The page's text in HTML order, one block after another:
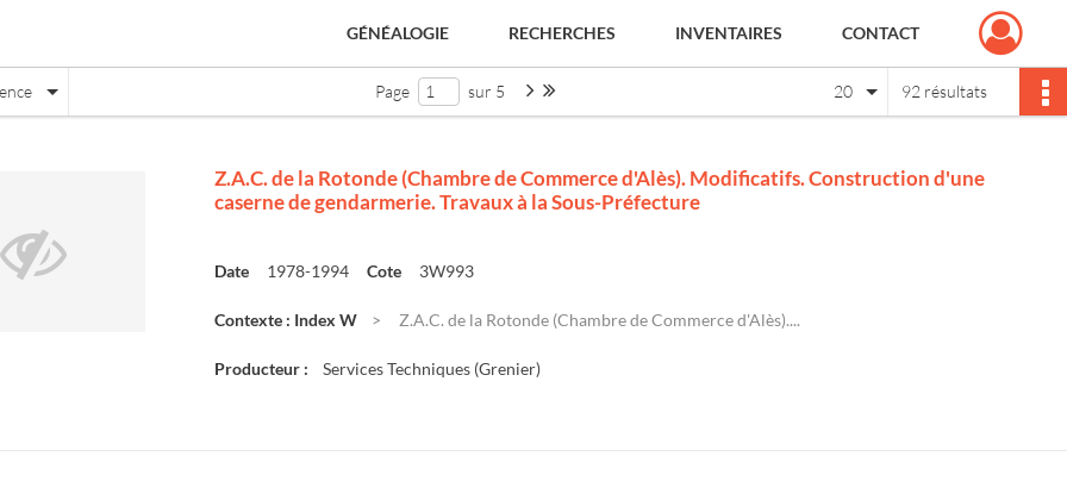
GÉNÉALOGIE RECHERCHES INVENTAIRES CONTACT
Page sur 5 Page suivante : 1/5 92 résultats
20
Z.A.C. de la Rotonde (Chambre de Commerce d'Alès). Modificatifs. Construction d'une
caserne de gendarmerie. Travaux à la Sous-Préfecture
Date 1978-1994 Cote 3W993
Contexte : Index W Z.A.C. de la Rotonde (Chambre de Commerce d'Alès)....
Producteur : Services Techniques (Grenier)